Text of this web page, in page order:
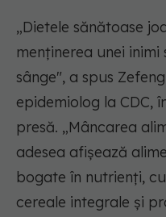
„Dietele sănătoase
menținerea unei
sânge", a spus
epidemiolog la CDC,
presă. „Mâncarea
adesea afișează
bogate în nutrienți,
cereale integrale și